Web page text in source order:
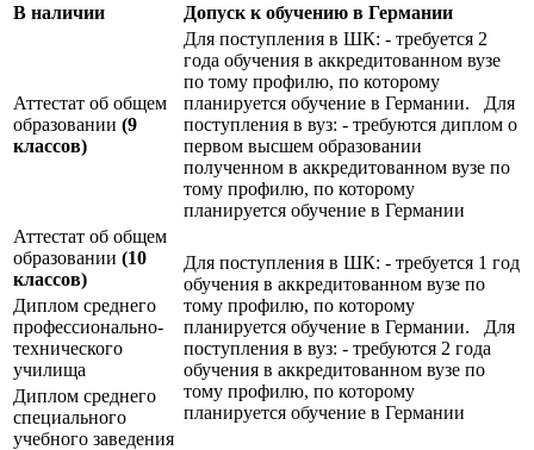
В наличии Допуск к обучению в Германии
Аттестат об общем
образовании (9
классов)
Для поступления в ШК: - требуется 2
года обучения в аккредитованном вузе
по тому профилю, по которому
планируется обучение в Германии. Для
поступления в вуз: - требуются диплом о
первом высшем образовании
полученном в аккредитованном вузе по
тому профилю, по которому
планируется обучение в Германии
Аттестат об общем
образовании (10
классов)
Для поступления в ШК: - требуется 1 год
обучения в аккредитованном вузе по
тому профилю, по которому
планируется обучение в Германии. Для
поступления в вуз: - требуются 2 года
обучения в аккредитованном вузе по
тому профилю, по которому
планируется обучение в Германии
Диплом среднего
профессионально-
технического
училища
Диплом среднего
специального
учебного заведения